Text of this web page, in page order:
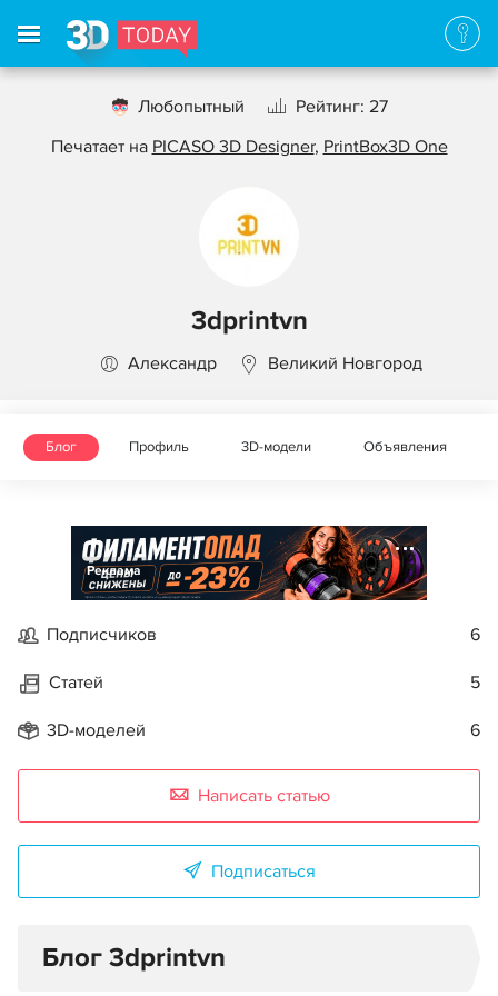
Любопытный
Рейтинг: 27
Печатает на PICASO 3D Designer, PrintBox3D One
3dprintvn
Александр Великий Новгород
Блог Профиль 3D-модели Объявления
Реклама
Подписчиков 6
Статей 5
3D-моделей 6
Написать статью
Подписаться
Блог 3dprintvn